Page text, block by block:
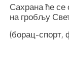
Сахрана ће се
на гробљу
(борац-спорт,